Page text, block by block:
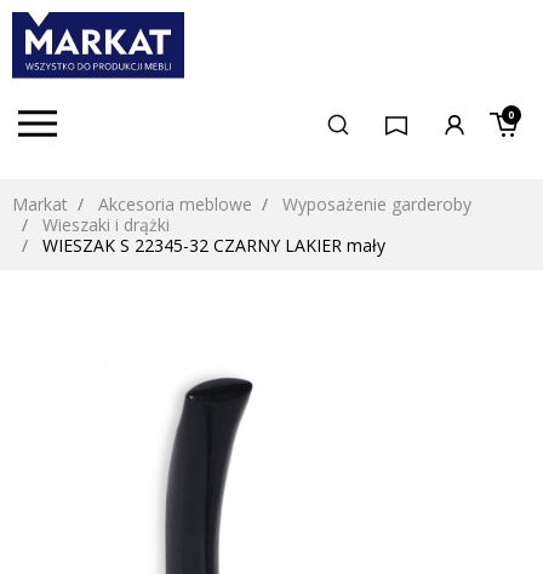
0
Markat Akcesoria meblowe
Wyposażenie garderoby
Wieszaki i drążki
WIESZAK S 22345-32 CZARNY LAKIER mały